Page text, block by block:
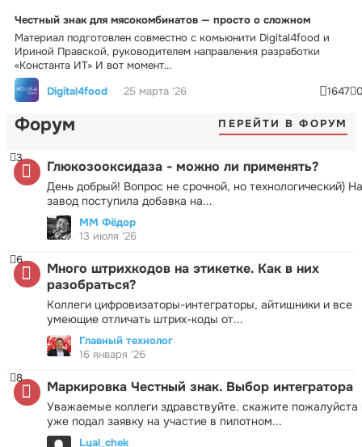
Честный знак для мясокомбинатов — просто о сложном
Материал подготовлен совместно с комьюнити Digital4food и
Ириной Правской, руководителем направления разработки
«Константа ИТ» И вот момент...
Digital4food
25 марта '26 1647
Форум ПЕРЕЙТИ В ФОРУМ
Глюкозооксидаза - можно ли применять?
День добрый! Вопрос не срочной, но технологический) На
завод поступила добавка на...
3
ММ Фёдор
13 июля '26
Много штрихкодов на этикетке. Как в них
разобраться?
Коллеги цифровизаторы-интеграторы, айтишники и все
умеющие отличать штрих-коды от...
6
Главный технолог
16 января '26
Маркировка Честный знак. Выбор интегратора
Уважаемые коллеги здравствуйте. скажите пожалуйста
уже подал заявку на участие в пилотном...
8
Lyal_chek